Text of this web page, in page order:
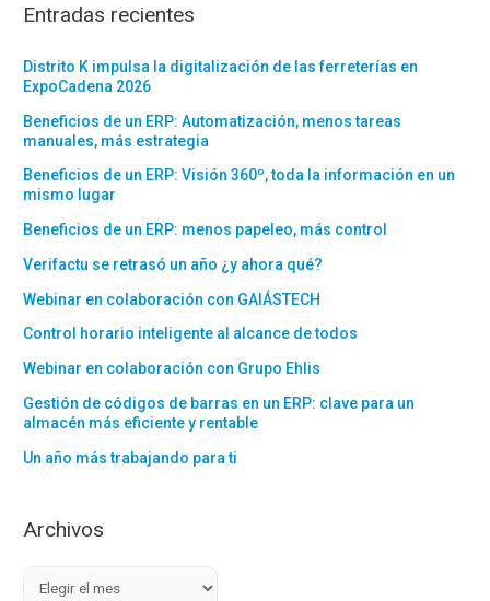
Entradas recientes
Distrito K impulsa la digitalización de las ferreterías en
ExpoCadena 2026
Beneficios de un ERP: Automatización, menos tareas
manuales, más estrategia
Beneficios de un ERP: Visión 360º, toda la información en un
mismo lugar
Beneficios de un ERP: menos papeleo, más control
Verifactu se retrasó un año ¿y ahora qué?
Webinar en colaboración con GAIÁSTECH
Control horario inteligente al alcance de todos
Webinar en colaboración con Grupo Ehlis
Gestión de códigos de barras en un ERP: clave para un
almacén más eficiente y rentable
Un año más trabajando para ti
Archivos